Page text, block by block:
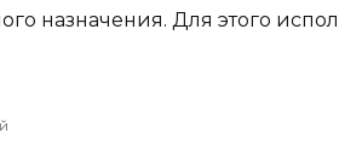
назначения. Для этого